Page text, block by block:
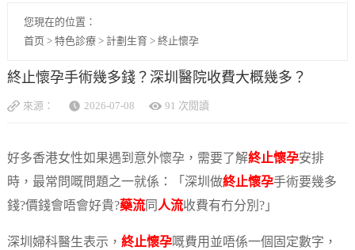
您現在的位置：
首页 > 特色診療> 計劃生育> 終止懷孕
終止懷孕手術幾多錢？深圳醫院收費大概幾多？
來源： 2026-07-08 91 次閱讀
好多香港女性如果遇到意外懷孕，需要了解終止懷孕安排
時，最常問嘅問題之一就係：「深圳做終止懷孕手術要幾多
錢?價錢會唔會好貴?藥流同 人流收費有冇分別?」
深圳婦科醫生表示， 終止懷孕嘅費用並唔係一個固定數字，